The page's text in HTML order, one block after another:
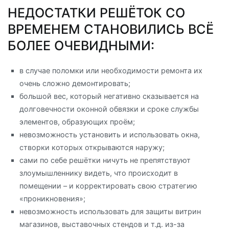
НЕДОСТАТКИ РЕШЁТОК СО
ВРЕМЕНЕМ СТАНОВИЛИСЬ ВСЁ
БОЛЕЕ ОЧЕВИДНЫМИ:
в случае поломки или необходимости ремонта их
очень сложно демонтировать;
большой вес, который негативно сказывается на
долговечности оконной обвязки и сроке службы
элементов, образующих проём;
невозможность установить и использовать окна,
створки которых открываются наружу;
сами по себе решётки ничуть не препятствуют
злоумышленнику видеть, что происходит в
помещении – и корректировать свою стратегию
«проникновения»;
невозможность использовать для защиты витрин
магазинов, выставочных стендов и т.д. из-за